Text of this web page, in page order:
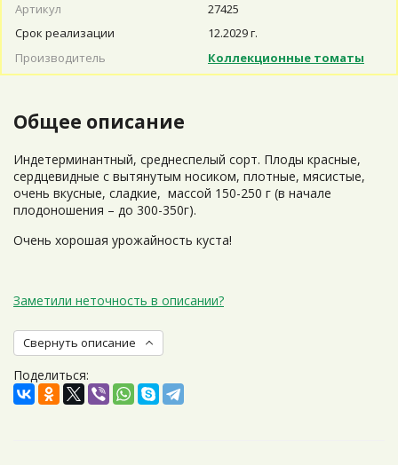
Артикул
27425
Срок реализации
12.2029 г.
Производитель
Коллекционные томаты
Общее описание
Индетерминантный, среднеспелый сорт. Плоды красные,
сердцевидные с вытянутым носиком, плотные, мясистые,
очень вкусные, сладкие, массой 150-250 г (в начале
плодоношения – до 300-350г).
Очень хорошая урожайность куста!
Заметили неточность в описании?
Свернуть описание
Поделиться: